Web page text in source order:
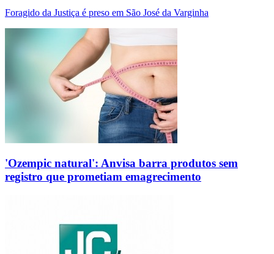
Foragido da Justiça é preso em São José da Varginha
'Ozempic natural': Anvisa barra produtos sem
registro que prometiam emagrecimento